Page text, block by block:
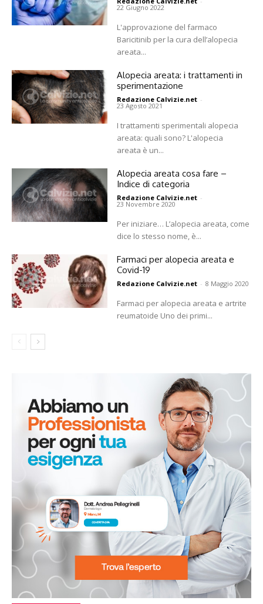
22 Giugno 2022
L'approvazione del farmaco
Baricitinib per la cura dell’alopecia
areata...
Alopecia areata: i trattamenti in
sperimentazione
Redazione Calvizie.net -
23 Agosto 2021
I trattamenti sperimentali alopecia
areata: quali sono? L'alopecia
areata è un...
Alopecia areata cosa fare –
Indice di categoria
Redazione Calvizie.net -
23 Novembre 2020
Per iniziare… L’alopecia areata, come
dice lo stesso nome, è...
Farmaci per alopecia areata e
Covid-19
Redazione Calvizie.net - 8 Maggio 2020
Farmaci per alopecia areata e artrite
reumatoide Uno dei primi...